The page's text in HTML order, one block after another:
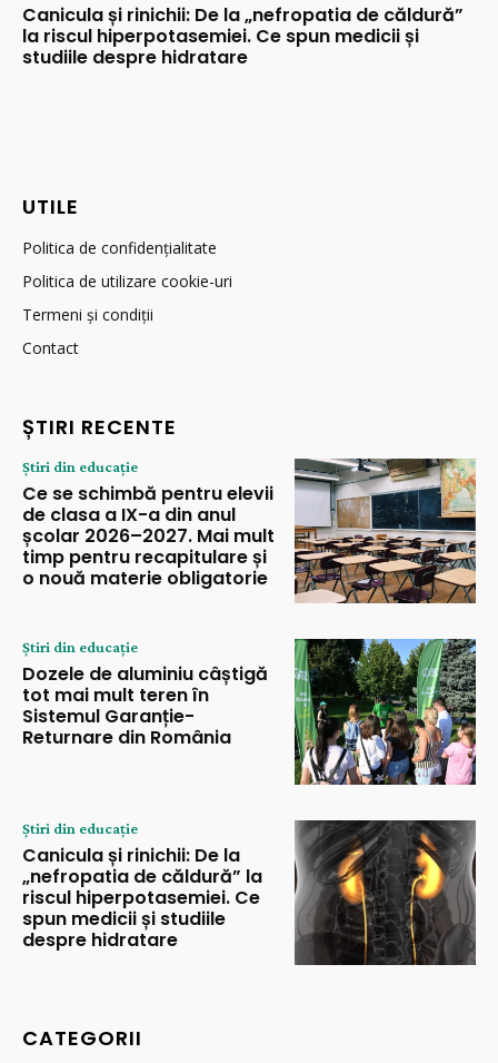
Canicula și rinichii: De la „nefropatia de căldură”
la riscul hiperpotasemiei. Ce spun medicii și
studiile despre hidratare
UTILE
Politica de confidențialitate
Politica de utilizare cookie-uri
Termeni și condiții
Contact
ȘTIRI RECENTE
Știri din educație
Ce se schimbă pentru elevii
de clasa a IX-a din anul
școlar 2026–2027. Mai mult
timp pentru recapitulare și
o nouă materie obligatorie
Știri din educație
Dozele de aluminiu câștigă
tot mai mult teren în
Sistemul Garanție-
Returnare din România
Știri din educație
Canicula și rinichii: De la
„nefropatia de căldură” la
riscul hiperpotasemiei. Ce
spun medicii și studiile
despre hidratare
CATEGORII